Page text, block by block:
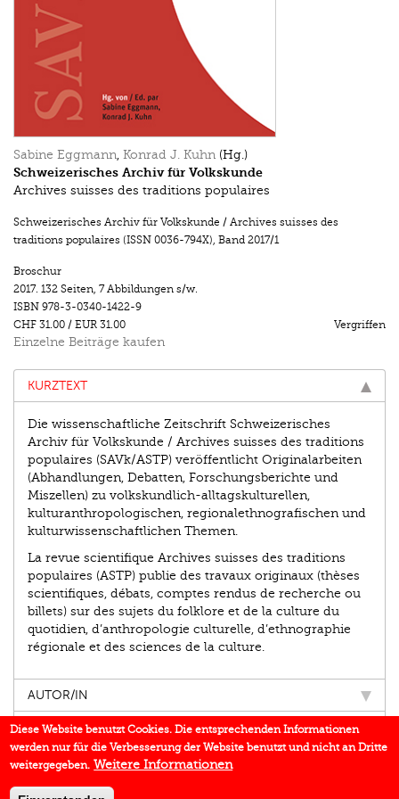
Sabine Eggmann Konrad J. Kuhn (Hg.)
Schweizerisches Archiv für Volkskunde
Archives suisses des traditions populaires
Schweizerisches Archiv für Volkskunde / Archives suisses des
traditions populaires (ISSN 0036-794X), Band 2017/1
Broschur
2017. 132 Seiten, 7 Abbildungen s/w.
ISBN 978-3-0340-1422-9
CHF 31.00 / EUR 31.00 Vergriffen
Einzelne Beiträge kaufen
KURZTEXT
Die wissenschaftliche Zeitschrift Schweizerisches
Archiv für Volkskunde / Archives suisses des traditions
populaires (SAVk/ASTP) veröffentlicht Originalarbeiten
(Abhandlungen, Debatten, Forschungsberichte und
Miszellen) zu volkskundlich-alltagskulturellen,
kulturanthropologischen, regionalethnografischen und
kulturwissenschaftlichen Themen.
La revue scientifique Archives suisses des traditions
populaires (ASTP) publie des travaux originaux (thèses
scientifiques, débats, comptes rendus de recherche ou
billets) sur des sujets du folklore et de la culture du
quotidien, d’anthropologie culturelle, d’ethnographie
régionale et des sciences de la culture.
AUTOR/IN
EINBLICK
BUCHREIHE
DOWNLOADS
Diese Website benutzt Cookies. Die entsprechenden Informationen
werden nur für die Verbesserung der Website benutzt und nicht an Dritte
weitergegeben. Weitere Informationen